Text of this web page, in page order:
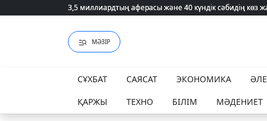
3,5 миллиардтың аферасы және 40 күндік сәбидің
3,5 миллиардтың аферасы және 40 күндік сәбидің
МӘЗІР
СҰХБАТ САЯСАТ ЭКОНОМИКА
ҚАРЖЫ
ТЕХНО БІЛІМ МӘДЕНИЕТ